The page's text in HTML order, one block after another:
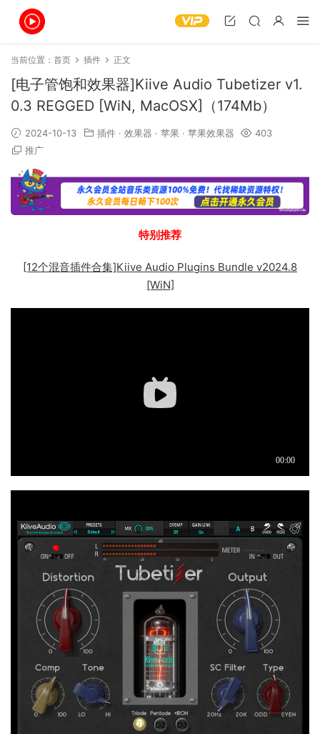
当前位置： 首页 插件 正文
[电子管饱和效果器]Kiive Audio Tubetizer v1.
0.3 REGGED [WiN, MacOSX]（174Mb）
2024-10-13 插件 · 效果器 · 苹果 · 苹果效果器
403
推广
特别推荐
[12个混音插件合集]Kiive Audio Plugins Bundle v2024.8
[WiN]